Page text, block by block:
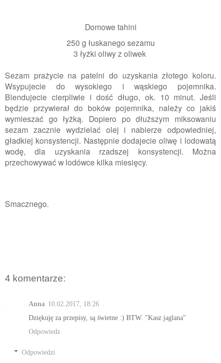
Domowe tahini
250 g łuskanego sezamu
3 łyżki oliwy z oliwek
Sezam prażycie na patelni do uzyskania złotego koloru.
Wsypujecie do wysokiego i wąskiego pojemnika.
Blendujecie cierpliwie i dość długo, ok. 10 minut. Jeśli
będzie przywierał do boków pojemnika, należy co jakiś
wymieszać go łyżką. Dopiero po dłuższym miksowaniu
sezam zacznie wydzielać olej i nabierze odpowiedniej,
gładkiej konsystencji. Następnie dodajecie oliwę i lodowatą
wodę, dla uzyskania rzadszej konsystencji. Można
przechowywać w lodówce kilka miesięcy.
Smacznego.
4 komentarze:
Anna 10.02.2017, 18:26
Dziękuję za przepisy, są świetne :) BTW. "Kasz jaglana"
Odpowiedz
Odpowiedzi